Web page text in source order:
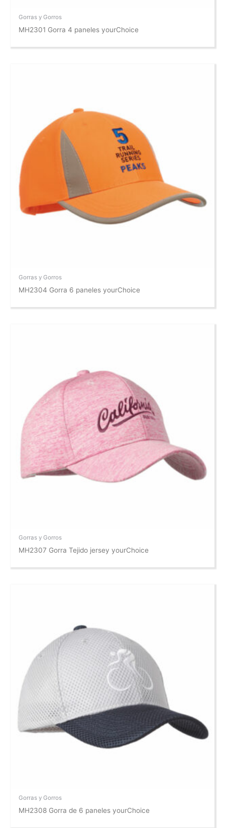
Gorras y Gorros
MH2301 Gorra 4 paneles yourChoice
Gorras y Gorros
MH2304 Gorra 6 paneles yourChoice
Gorras y Gorros
MH2307 Gorra Tejido jersey yourChoice
Gorras y Gorros
MH2308 Gorra de 6 paneles yourChoice